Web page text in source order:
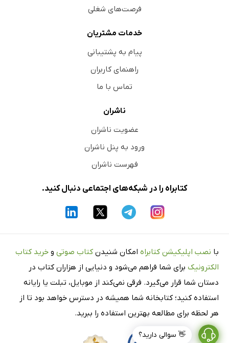
👋 سوالی دارید؟
فرصت‌های شغلی
خدمات مشتریان
پیام به پشتیبانی
راهنمای کاربران
تماس با ما
ناشران
عضویت ناشران
ورود به پنل ناشران
فهرست ناشران
کتابراه را در شبکه‌های اجتماعی دنبال کنید.
با نصب اپلیکیشن کتابراه امکان شنیدن کتاب صوتی و خرید کتاب
الکترونیک برای شما فراهم می‌شود و دنیایی از هزاران کتاب در
دستان شما قرار می‌گیرد. فرقی نمی‌کند از موبایل، تبلت یا رایانه
استفاده کنید؛ کتابخانه شما همیشه در دسترس خواهد بود تا از
هر لحظه برای مطالعه بهترین استفاده را ببرید.